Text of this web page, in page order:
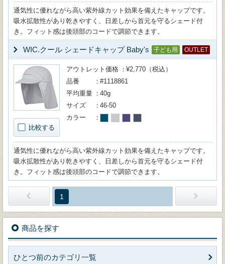
通気性に優れながら高い紫外線カット効果を備えたキャップです。
吸水拡散性があり乾きやすく、日差しから首元を守るシェード付
き。フィット感は後頭部のコードで調節できます。
WIC.クール シェードキャップ Baby's 子ども用 OUTLET
比較する
アウトレット価格
¥2,770（税込）
品番
#1118861
平均重量
40g
サイズ
46-50
カラー
通気性に優れながら高い紫外線カット効果を備えたキャップです。
吸水拡散性があり乾きやすく、日差しから首元を守るシェード付
き。フィット感は後頭部のコードで調節できます。
1
商品を探す
ひとつ前のカテゴリ一覧